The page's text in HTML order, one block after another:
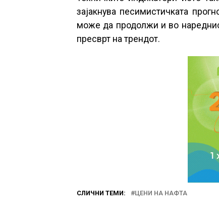
зајакнува песимистичката
може да продолжи и во
пресврт на трендот.
СЛИЧНИ ТЕМИ: ЦЕНИ НА НАФТА